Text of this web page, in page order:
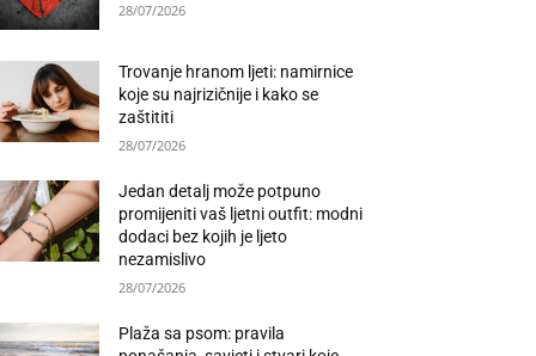
28/07/2026
Trovanje hranom ljeti: namirnice
koje su najrizičnije i kako se
zaštititi
28/07/2026
Jedan detalj može potpuno
promijeniti vaš ljetni outfit: modni
dodaci bez kojih je ljeto
nezamislivo
28/07/2026
Plaža sa psom: pravila